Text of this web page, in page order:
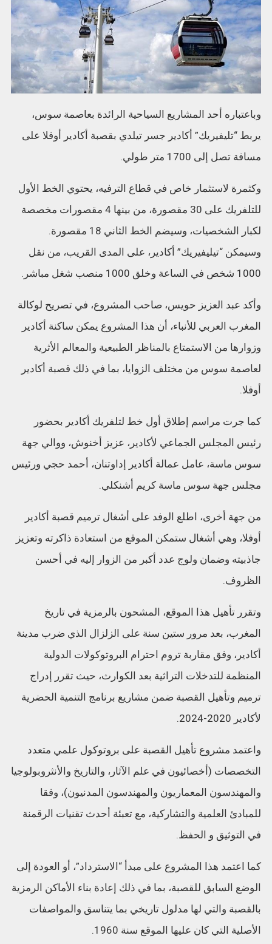
وباعتباره أحد المشاريع السياحية الرائدة بعاصمة سوس،
يربط “تليفيريك” أكادير جسر تيلدي بقصبة أكادير أوفلا على
مسافة تصل إلى 1700 متر طولي.
وكثمرة لاستثمار خاص في قطاع الترفيه، يحتوي الخط الأول
للتلفريك على 30 مقصورة، من بينها 4 مقصورات مخصصة
لكبار الشخصيات، وسيضم الخط الثاني 18 مقصورة.
وسيمكن “تيليفيريك” أكادير، على المدى القريب، من نقل
1000 شخص في الساعة وخلق 1000 منصب شغل مباشر.
وأكد عبد العزيز حويس، صاحب المشروع، في تصريح لوكالة
المغرب العربي للأنباء، أن هذا المشروع يمكن ساكنة أكادير
وزوارها من الاستمتاع بالمناظر الطبيعية والمعالم الأثرية
لعاصمة سوس من مختلف الزوايا، بما في ذلك قصبة أكادير
أوفلا.
كما جرت مراسم إطلاق أول خط لتلفريك أكادير بحضور
رئيس المجلس الجماعي لأكادير، عزيز أخنوش، ووالي جهة
سوس ماسة، عامل عمالة أكادير إداوتنان، أحمد حجي ورئيس
مجلس جهة سوس ماسة كريم أشنكلي.
من جهة أخرى، اطلع الوفد على أشغال ترميم قصبة أكادير
أوفلا، وهي أشغال ستمكن الموقع من استعادة ذاكرته وتعزيز
جاذبيته وضمان ولوج عدد أكبر من الزوار إليه في أحسن
الظروف.
وتقرر تأهيل هذا الموقع، المشحون بالرمزية في تاريخ
المغرب، بعد مرور ستين سنة على الزلزال الذي ضرب مدينة
أكادير، وفق مقاربة تروم احترام البروتوكولات الدولية
المنظمة للتدخلات التراثية بعد الكوارث، حيث تقرر إدراج
ترميم وتأهيل القصبة ضمن مشاريع برنامج التنمية الحضرية
لأكادير 2020-2024.
واعتمد مشروع تأهيل القصبة على بروتوكول علمي متعدد
التخصصات (أخصائيون في علم الآثار، والتاريخ والأنثروبولوجيا
والمهندسون المعماريون والمهندسون المدنيون)، وفقا
للمبادئ العلمية والتشاركية، مع تعبئة أحدث تقنيات الرقمنة
في التوثيق و الحفظ.
كما اعتمد هذا المشروع على مبدأ “الاسترداد”، أو العودة إلى
الوضع السابق للقصبة، بما في ذلك إعادة بناء الأماكن الرمزية
بالقصبة والتي لها مدلول تاريخي بما يتناسق والمواصفات
الأصلية التي كان عليها الموقع سنة 1960.